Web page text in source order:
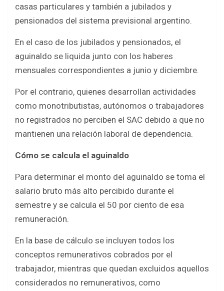
casas particulares y también a jubilados y
pensionados del sistema previsional argentino.
En el caso de los jubilados y pensionados, el
aguinaldo se liquida junto con los haberes
mensuales correspondientes a junio y diciembre.
Por el contrario, quienes desarrollan actividades
como monotributistas, autónomos o trabajadores
no registrados no perciben el SAC debido a que no
mantienen una relación laboral de dependencia.
Cómo se calcula el aguinaldo
Para determinar el monto del aguinaldo se toma el
salario bruto más alto percibido durante el
semestre y se calcula el 50 por ciento de esa
remuneración.
En la base de cálculo se incluyen todos los
conceptos remunerativos cobrados por el
trabajador, mientras que quedan excluidos aquellos
considerados no remunerativos, como